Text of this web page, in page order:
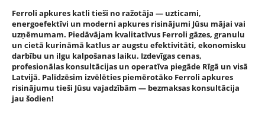
Ferroli apkures katli tieši no ražotāja — uzticami,
energoefektīvi un moderni apkures risinājumi Jūsu mājai vai
uzņēmumam. Piedāvājam kvalitatīvus Ferroli gāzes, granulu
un cietā kurināmā katlus ar augstu efektivitāti, ekonomisku
darbību un ilgu kalpošanas laiku. Izdevīgas cenas,
profesionālas konsultācijas un operatīva piegāde Rīgā un visā
Latvijā. Palīdzēsim izvēlēties piemērotāko Ferroli apkures
risinājumu tieši Jūsu vajadzībām — bezmaksas konsultācija
jau šodien!